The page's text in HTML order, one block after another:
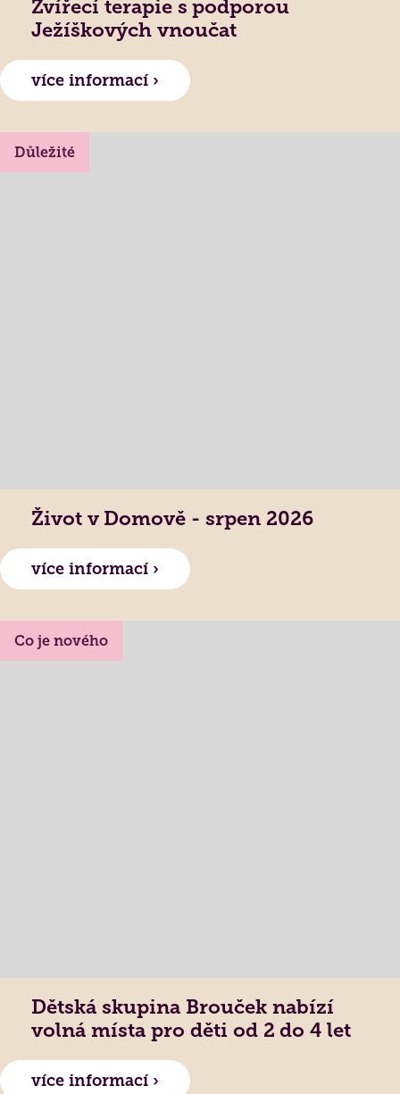
Zvířecí terapie s podporou
Ježíškových vnoučat
více informací ›
Důležité
Život v Domově - srpen 2026
více informací ›
Co je nového
Dětská skupina Brouček nabízí
volná místa pro děti od 2 do 4 let
více informací ›